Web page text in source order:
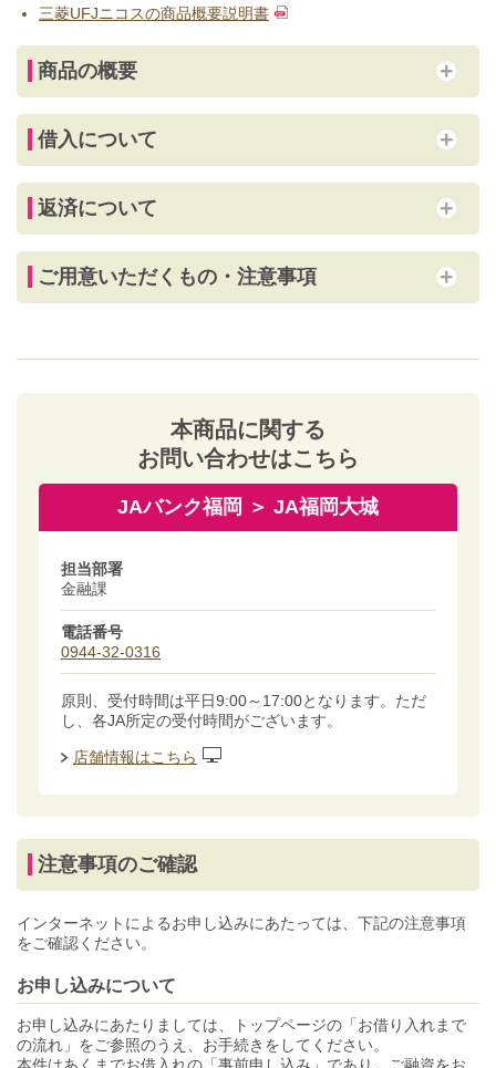
三菱UFJニコスの商品概要説明書
商品の概要
借入について
返済について
ご用意いただくもの・注意事項
本商品に関する
お問い合わせはこちら
JAバンク福岡 ＞ JA福岡大城
担当部署
金融課
電話番号
0944-32-0316
原則、受付時間は平日9:00～17:00となります。ただ
し、各JA所定の受付時間がございます。
店舗情報はこちら
注意事項のご確認
インターネットによるお申し込みにあたっては、下記の注意事項
をご確認ください。
お申し込みについて
お申し込みにあたりましては、トップページの「お借り入れまで
の流れ」をご参照のうえ、お手続きをしてください。